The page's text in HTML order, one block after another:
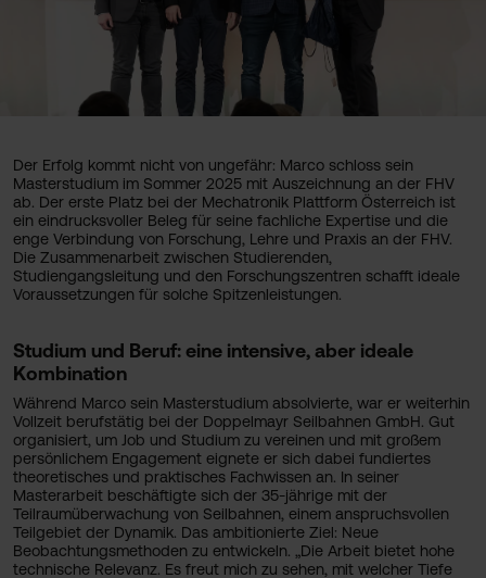
Der Erfolg kommt nicht von ungefähr: Marco schloss sein
Masterstudium im Sommer 2025 mit Auszeichnung an der FHV
ab. Der erste Platz bei der Mechatronik Plattform Österreich ist
ein eindrucksvoller Beleg für seine fachliche Expertise und die
enge Verbindung von Forschung, Lehre und Praxis an der FHV.
Die Zusammenarbeit zwischen Studierenden,
Studiengangsleitung und den Forschungszentren schafft ideale
Voraussetzungen für solche Spitzenleistungen.
Studium und Beruf: eine intensive, aber ideale
Kombination
Während Marco sein Masterstudium absolvierte, war er weiterhin
Vollzeit berufstätig bei der Doppelmayr Seilbahnen GmbH. Gut
organisiert, um Job und Studium zu vereinen und mit großem
persönlichem Engagement eignete er sich dabei fundiertes
theoretisches und praktisches Fachwissen an. In seiner
Masterarbeit beschäftigte sich der 35-jährige mit der
Teilraumüberwachung von Seilbahnen, einem anspruchsvollen
Teilgebiet der Dynamik. Das ambitionierte Ziel: Neue
Beobachtungsmethoden zu entwickeln. „Die Arbeit bietet hohe
technische Relevanz. Es freut mich zu sehen, mit welcher Tiefe